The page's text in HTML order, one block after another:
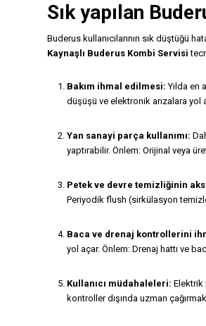
Sık yapılan
Buderus kullanıcılarının sık düştüğü
Kaynaşlı Buderus Kombi Servisi
Bakım ihmal edilmesi: Yılda en
düşüşü ve elektronik arızalara yol
Yan sanayi parça kullanımı:
yaptırabilir. Önlem: Orijinal veya
Petek ve devre temizliğinin
Periyodik flush (sirkülasyon
Baca ve drenaj kontrollerini
yol açar. Önlem: Drenaj hattı ve
Kullanıcı müdahaleleri: Elektrik
kontroller dışında uzman çağırmak.